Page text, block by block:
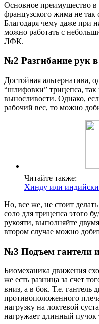
Основное преимущество в
французского жима не так
Благодаря чему даже при
можно работать с
ЛФК.
№2 Разгибание рук
Достойная альтернатива,
“шлифовки” трицепса, так
выносливости. Однако,
рабочий вес, то можно
Читайте также:
Хинду или
Но, все же, не стоит
соло для трицепса этого
рукояти, выполняйте
втором случае можно
№3 Подъем гантели
Биомеханика движения
же есть разница за счет
вниз, а в бок. Т.е. гантель
противоположенного
нагрузку на локтевой
нагружает длинный пучок